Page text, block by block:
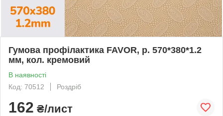
Гумова профілактика FAVOR, р. 570*380*1.2
мм, кол. кремовий
В наявності
Код: 70512
Роздріб
162 ₴/лист